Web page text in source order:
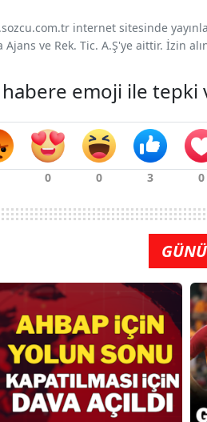
internet sitesinde
Ajans ve Rek. Tic. A.Ş'ye aittir. İzin
emoji ile tepki